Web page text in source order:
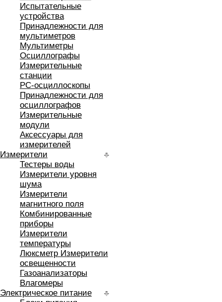
Испытательные
устройства
Принадлежности для
мультиметров
Мультиметры
Осциллографы
Измерительные
станции
РС-осциллоскопы
Принадлежности для
осциллографов
Измерительные
модули
Аксессуары для
измерителей
Измерители
Тестеры воды
Измерители уровня
шума
Измерители
магнитного поля
Комбинированные
приборы
Измерители
температуры
Люксметр Измерители
освещенности
Газоанализаторы
Влагомеры
Электрическое питание